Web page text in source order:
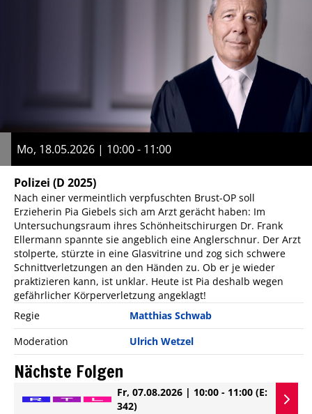
Mo, 18.05.2026 | 10:00 - 11:00
Polizei (D 2025)
Nach einer vermeintlich verpfuschten Brust-OP soll
Erzieherin Pia Giebels sich am Arzt gerächt haben: Im
Untersuchungsraum ihres Schönheitschirurgen Dr. Frank
Ellermann spannte sie angeblich eine Anglerschnur. Der Arzt
stolperte, stürzte in eine Glasvitrine und zog sich schwere
Schnittverletzungen an den Händen zu. Ob er je wieder
praktizieren kann, ist unklar. Heute ist Pia deshalb wegen
gefährlicher Körperverletzung angeklagt!
Regie
Matthias Schwab
Moderation
Ulrich Wetzel
Nächste Folgen
Fr, 07.08.2026 | 10:00 - 11:00 (E:
342)